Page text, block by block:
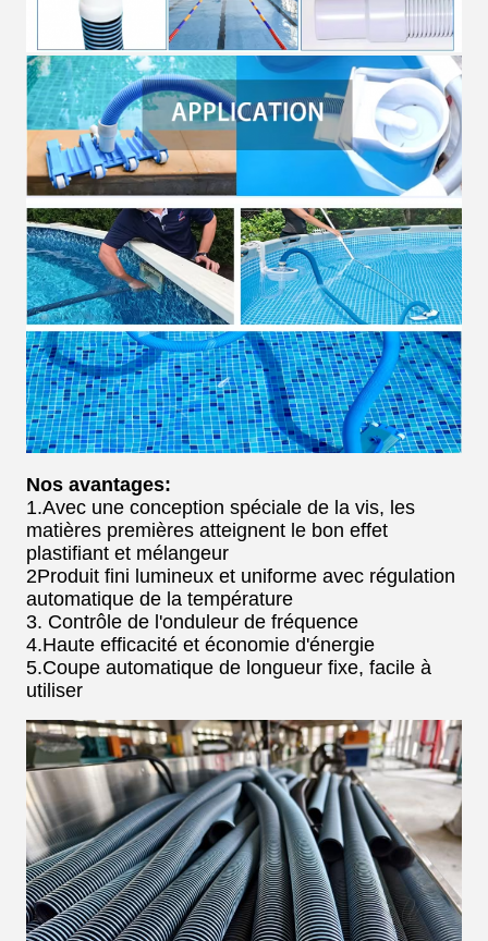
Nos avantages:
1.Avec une conception spéciale de la vis, les
matières premières atteignent le bon effet
plastifiant et mélangeur
2Produit fini lumineux et uniforme avec régulation
automatique de la température
3. Contrôle de l'onduleur de fréquence
4.Haute efficacité et économie d'énergie
5.Coupe automatique de longueur fixe, facile à
utiliser